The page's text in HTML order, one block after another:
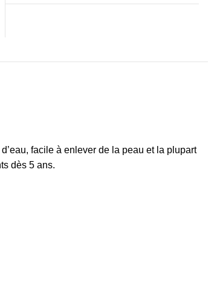
facile à enlever de la peau et la plupart
dès 5 ans.